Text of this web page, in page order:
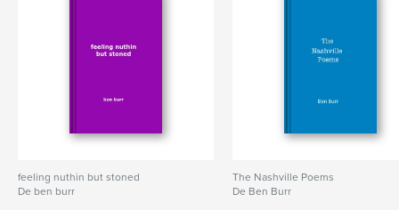
feeling nuthin but stoned
De ben burr
The Nashville Poems
De Ben Burr